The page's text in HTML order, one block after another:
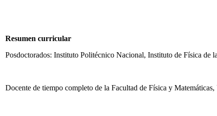
Resumen curricular
Posdoctorados: Instituto Politécnico Nacional, Instituto de Física
Docente de tiempo completo de la Facultad de Física y